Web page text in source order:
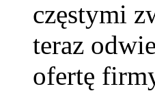
częstymi
teraz
ofertę